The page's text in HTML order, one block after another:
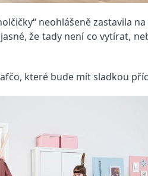
neohlášeně
že tady není co vytírat,
které bude mít sladkou